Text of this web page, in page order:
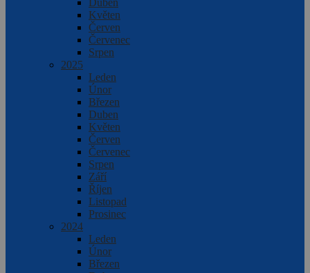
Duben
Květen
Červen
Červenec
Srpen
2025
Leden
Únor
Březen
Duben
Květen
Červen
Červenec
Srpen
Září
Říjen
Listopad
Prosinec
2024
Leden
Únor
Březen